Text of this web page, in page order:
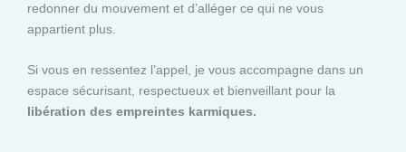
redonner du mouvement et d’alléger ce qui ne vous
appartient plus.
Si vous en ressentez l’appel, je vous accompagne dans un
espace sécurisant, respectueux et bienveillant pour la
libération des empreintes karmiques.